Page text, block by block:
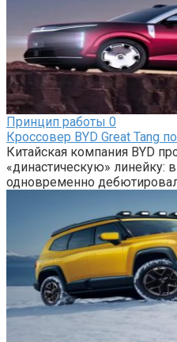
Принцип работы 0
Кроссовер BYD Great Tang
Китайская компания BYD
«династическую» линейку:
одновременно